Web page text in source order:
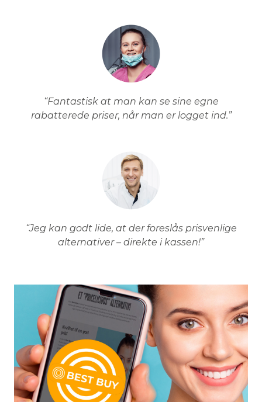
“Fantastisk at man kan se sine egne
rabatterede priser, når man er logget ind.”
“Jeg kan godt lide, at der foreslås prisvenlige
alternativer – direkte i kassen!”